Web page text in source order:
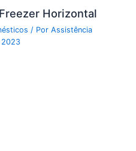
Horizontal
/ PorAssistência
2023